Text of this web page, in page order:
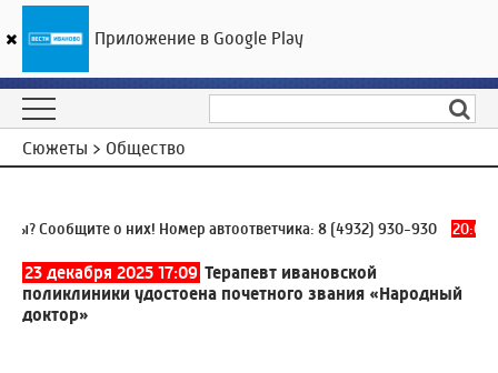
ГТРК «Ивтелерадио»
Сюжеты > Общество
Сообщите о них! Номер автоответчика:8 (4932) 930-930 20:07
23 декабря 2025 17:09 Терапевт ивановской
поликлиники удостоена почетного звания «Народный
доктор»
Приложение в Google Play